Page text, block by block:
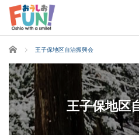
ホーム 王子保地区自治振興会
王子保地区